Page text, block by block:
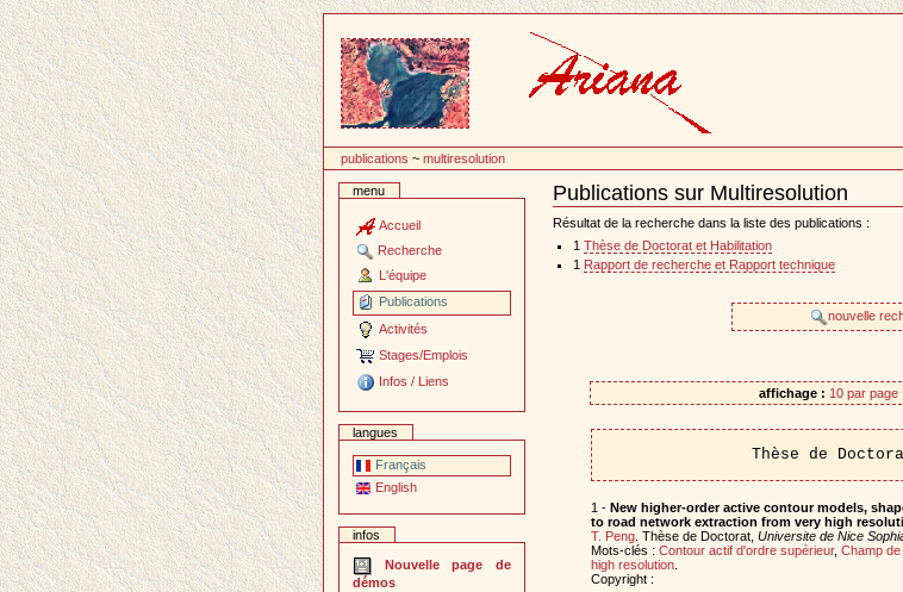
contenu
publications ~multiresolution
menu
Accueil
Recherche
L'équipe
Publications
Activités
Stages/Emplois
Infos / Liens
langues
Français
English
infos
Nouvelle page de
démos
Publications sur Multiresolution
Document
Actions
Résultat de la recherche dans la liste des publications :
1 Thèse de Doctorat et Habilitation
1
Rapport de recherche et Rapport technique
nouvelle
affichage : 10 par page
Thèse de
1 - New higher-order active contour models,
to road network extraction from very high
T. Peng. Thèse de Doctorat, Universite de Nice
Mots-clés : Contour actif d'ordre supérieur, Champ
high resolution.
Copyright :